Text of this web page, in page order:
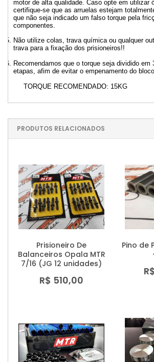
motor de alta qualidade. Caso opte em utilizar
certifique-se que as arruelas estejam
que não seja indicado um falso torque pela
componentes.
Não utilize colas, trava química ou qualquer
trava para a fixação dos prisioneiros!!
Recomendamos que o torque seja dividido em
etapas, afim de evitar o empenamento do
TORQUE RECOMENDADO: 15KG
PRODUTOS RELACIONADOS
Prisioneiro De
Balanceiros Opala MTR
7/16 (JG 12 unidades)
R$ 510,00
Pino de